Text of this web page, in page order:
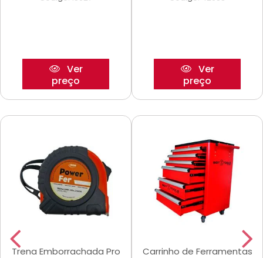
Ver
preço
Ver
preço
Trena Emborrachada Pro
Carrinho de Ferramentas